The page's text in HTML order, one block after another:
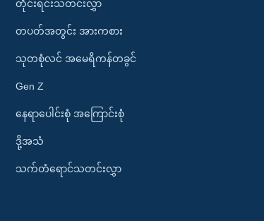
တိုင်းရင်းသတင်းလွှာ
တပတ်အတွင်း အားကစား
သုတစုံလင် အမေရိကန်တခွင်
Gen Z
နေရာပေါင်းစုံ အကြောင်းစုံ
ဒို့အသံ
သက်တံရောင်သတင်းလွှာ